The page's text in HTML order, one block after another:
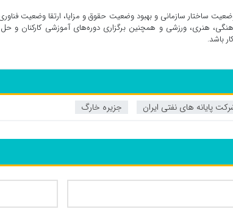
ساختار سازمانی و بهبود وضعیت حقوق و مزایا، ارتقا وضعیت
هنری، ورزشی و همچنین برگزاری دوره‌های آموزشی کارکنان و
باشد.
پایانه های نفتی ایران جزیره خارگ